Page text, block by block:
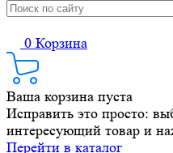
0 Корзина
Ваша корзина пуста
Исправить это просто:
интересующий товар и
Перейти в каталог